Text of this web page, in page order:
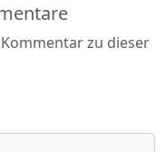
zu dieser